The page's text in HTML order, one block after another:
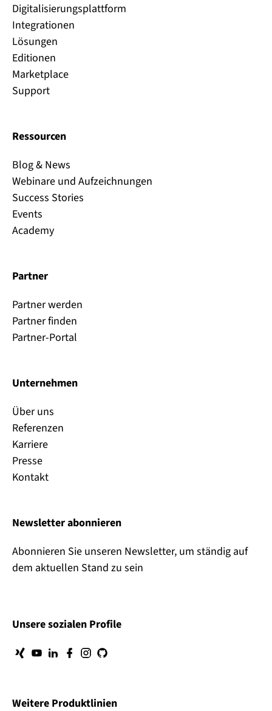
Digitalisierungsplattform
Integrationen
Lösungen
Editionen
Marketplace
Support
Ressourcen
Blog & News
Webinare und Aufzeichnungen
Success Stories
Events
Academy
Partner
Partner werden
Partner finden
Partner-Portal
Unternehmen
Über uns
Referenzen
Karriere
Presse
Kontakt
Newsletter abonnieren
Abonnieren Sie unseren Newsletter, um ständig auf
dem aktuellen Stand zu sein
Unsere sozialen Profile
Weitere Produktlinien